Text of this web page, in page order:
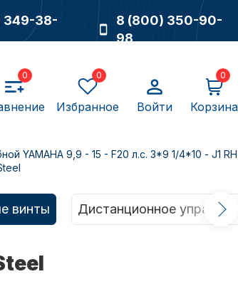
349-38-
8 (800) 350-90-
98
0 0
Избранное Войти
0
Корзина
YAMAHA 9,9 - 15 - F20 л.с. 3*9 1/4*10 - J1 RH
винты Дистанционное